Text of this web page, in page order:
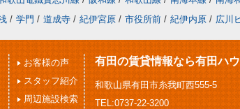
/ 学門 / 道成寺 / 紀伊宮原 / 市役所前 / 紀伊内原 / 広川
お客様の声
スタッフ紹介
周辺施設検索
有田の賃貸情報なら有田ハ
和歌山県有田市糸我町西555-5
TEL:0737-22-3200